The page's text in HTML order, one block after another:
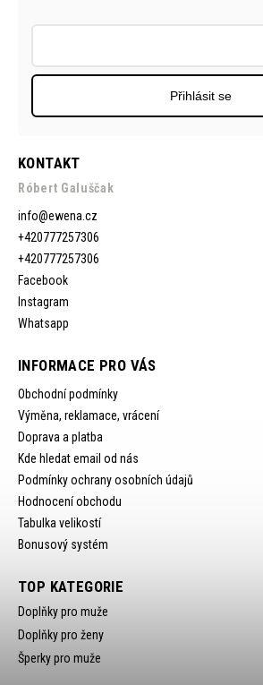
KONTAKT
Róbert Galuščak
info@ewena.cz
+420777257306
+420777257306
Facebook
Instagram
Whatsapp
INFORMACE PRO VÁS
Obchodní podmínky
Výměna, reklamace, vrácení
Doprava a platba
Kde hledat email od nás
Podmínky ochrany osobních údajů
Hodnocení obchodu
Tabulka velikostí
Bonusový systém
Přihlásit se
TOP KATEGORIE
Doplňky pro muže
Doplňky pro ženy
Šperky pro muže